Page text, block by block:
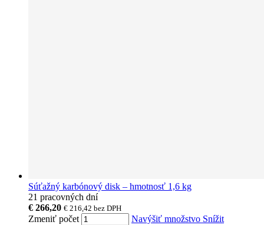
Súťažný karbónový disk – hmotnosť 1,6 kg
21 pracovných dní
€ 266,20 € 216,42 bez DPH
Zmeniť počet Navýšiť množstvo Snížit